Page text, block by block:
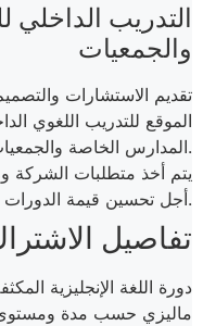
التدريب الداخلي
والجمعيات
الموقع للتدريب اللغوي
المدارس الخاصة والجمعيات والشركات.
يتم أخذ متطلبات الشركة
أجل تحسين قيمة الدورات التدريبية.
تفاصيل
ماليزي حسب مدة ومستوى